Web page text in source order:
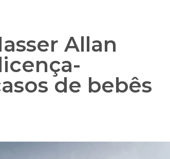
Allan
de bebês